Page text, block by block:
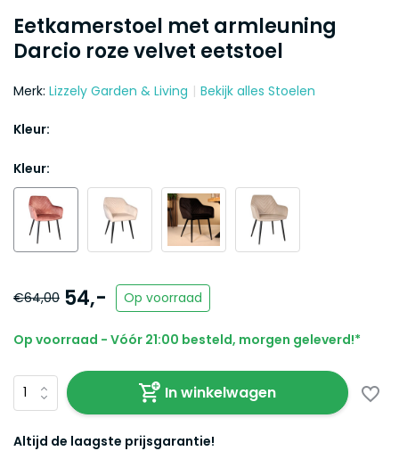
Eetkamerstoel met armleuning
Darcio roze velvet eetstoel
Merk: Lizzely Garden & Living Bekijk alles Stoelen
Kleur:
Kleur:
€64,00 54,- Op voorraad
Op voorraad - Vóór 21:00 besteld, morgen geleverd!*
In winkelwagen
Altijd de laagste prijsgarantie!